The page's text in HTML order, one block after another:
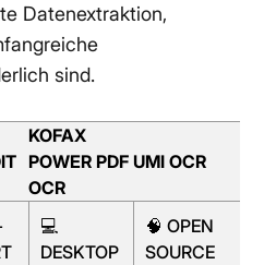
Datenextraktion,
sind.
KOFAX
POWER PDF
OCR
UMI OCR
💻
DESKTOP
🧠 OPEN
SOURCE